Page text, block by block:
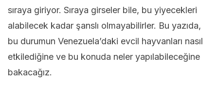
sıraya giriyor. Sıraya girseler bile, bu yiyecekleri
alabilecek kadar şanslı olmayabilirler. Bu yazıda,
bu durumun Venezuela’daki evcil hayvanları nasıl
etkilediğine ve bu konuda neler yapılabileceğine
bakacağız.